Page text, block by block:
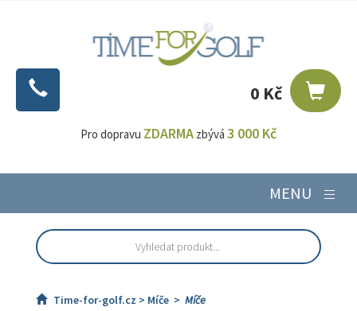
0 Kč
Pro dopravu ZDARMA zbývá 3 000 Kč
MENU
Time-for-golf.cz > Míče > Míče